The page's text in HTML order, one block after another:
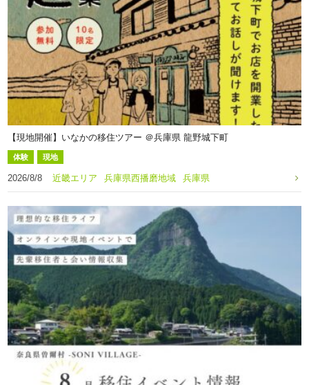
【現地開催】いなかの移住ツアー ＠兵庫県 龍野城下町
体験 現地
2026/8/8 近畿エリア 兵庫県西播磨地域 兵庫県